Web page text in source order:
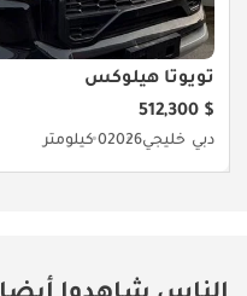
تويوتا هيلوكس
$ 512,300
دبي خليجي20260 كيلومتر